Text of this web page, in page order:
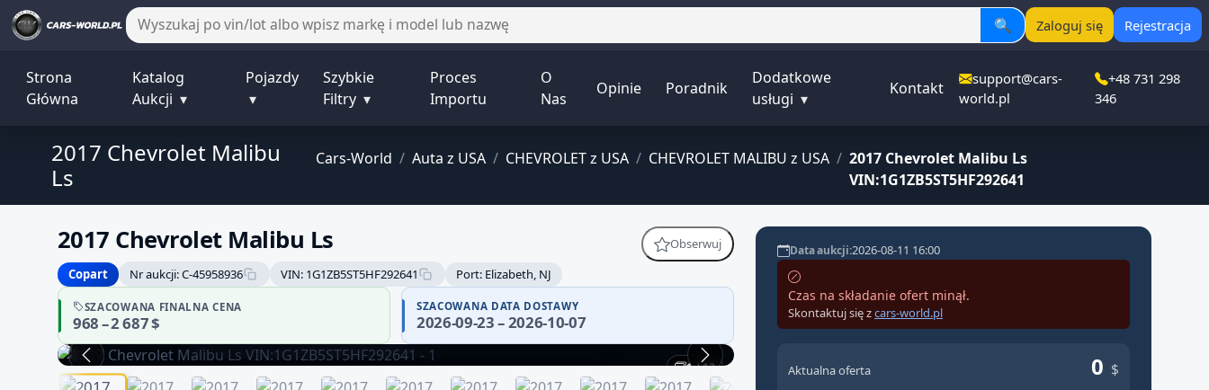
🔍 Zaloguj się Rejestracja
Strona
Główna
Katalog
Aukcji ▾
Pojazdy
▾
Szybkie
Filtry ▾
Proces
Importu
O
Nas
Opinie Poradnik
Dodatkowe
usługi ▾
Kontakt
support@cars-
world.pl
+48 731 298
346
Cars-World / Auta z USA / CHEVROLET z USA / CHEVROLET MALIBU z USA / 2017 Chevrolet Malibu Ls
VIN:1G1ZB5ST5HF292641
2017 Chevrolet Malibu
Ls
2017 Chevrolet Malibu Ls
Obserwuj
Copart
Nr aukcji: C-45958936 VIN: 1G1ZB5ST5HF292641 Port: Elizabeth, NJ
SZACOWANA FINALNA CENA
968 – 2 687 $
SZACOWANA DATA DOSTAWY
2026-09-23 – 2026-10-07
Sprzedawca bez potwierdzonej wiarygodności — część
Zachowaj ostrożność i dokładnie zweryfikuj historię pojazdu.
1 / 12
Data aukcji:2026-08-11 16:00
Czas na składanie ofert minął.
Skontaktuj się zcars-world.pl
Aktualna oferta 0 $